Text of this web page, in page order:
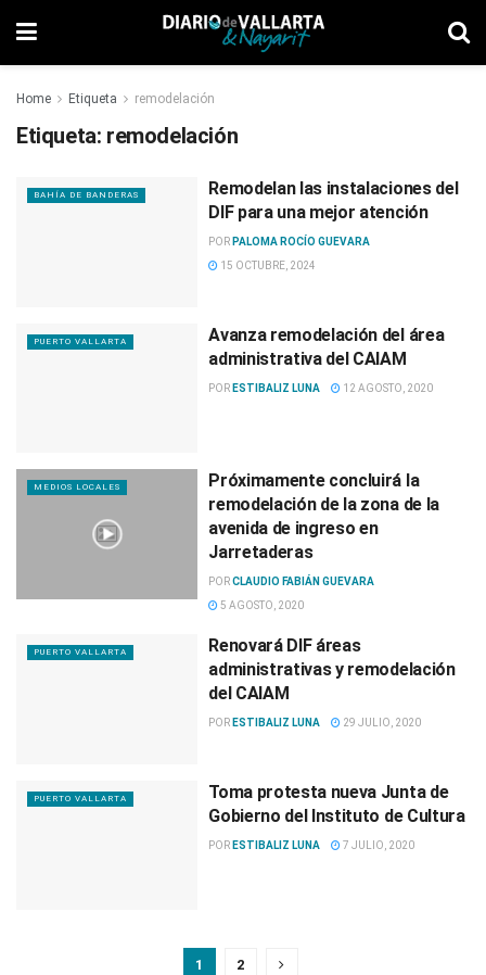
Home Etiqueta remodelación
Etiqueta: remodelación
BAHÍA DE BANDERAS
Remodelan las instalaciones del
DIF para una mejor atención
POR PALOMA ROCÍO GUEVARA
15 OCTUBRE, 2024
PUERTO VALLARTA
Avanza remodelación del área
administrativa del CAIAM
POR ESTIBALIZ LUNA 12 AGOSTO, 2020
MEDIOS LOCALES
Próximamente concluirá la
remodelación de la zona de la
avenida de ingreso en
Jarretaderas
PORCLAUDIO FABIÁN GUEVARA
5 AGOSTO, 2020
PUERTO VALLARTA
Renovará DIF áreas
administrativas y remodelación
del CAIAM
POR ESTIBALIZ LUNA 29 JULIO, 2020
PUERTO VALLARTA
Toma protesta nueva Junta de
Gobierno del Instituto de Cultura
POR ESTIBALIZ LUNA 7 JULIO, 2020
1 2